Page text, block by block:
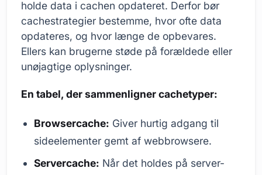
holde data i cachen opdateret. Derfor bør
cachestrategier bestemme, hvor ofte data
opdateres, og hvor længe de opbevares.
Ellers kan brugerne støde på forældede eller
unøjagtige oplysninger.
En tabel, der sammenligner cachetyper:
Browsercache: Giver hurtig adgang til
sideelementer gemt af webbrowsere.
Servercache: Når det holdes på server-